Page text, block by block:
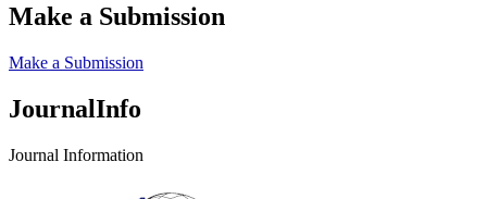
Make a Submission
Make a Submission
JournalInfo
Journal Information